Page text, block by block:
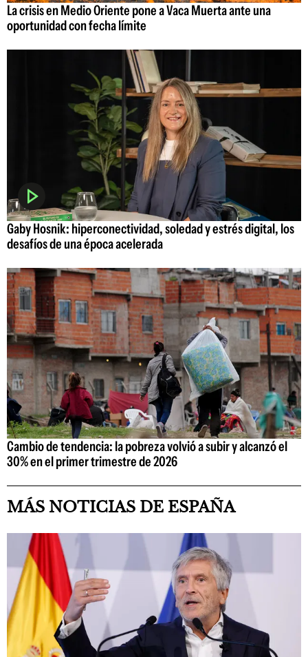
La crisis en Medio Oriente pone a Vaca Muerta ante una
oportunidad con fecha límite
Gaby Hosnik: hiperconectividad, soledad y estrés digital, los
desafíos de una época acelerada
Cambio de tendencia: la pobreza volvió a subir y alcanzó el
30% en el primer trimestre de 2026
MÁS NOTICIAS DE ESPAÑA